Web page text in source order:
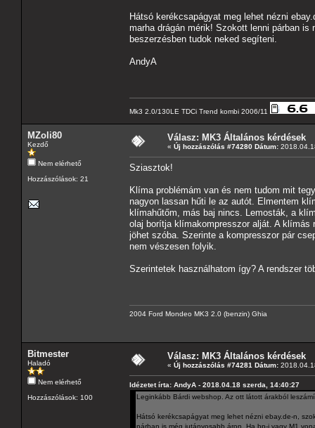
Hátsó kerékcsapágyat meg lehet nézni
marha drágán mérik! Szokott lenni párban
beszerzésben tudok neked segíteni.
AndyA
Mk3 2.0/130LE TDCi Trend kombi 2006/11
MZoli80
Kezdő
Nem elérhető
Hozzászólások: 21
Válasz: MK3 Általános kérdések
« Új hozzászólás #74280 Dátum:
Sziasztok!
Klíma problémám van és nem tudom mit
nagyon lassan hűti le az autót. Elmentem
klímahűtőm, más baj nincs. Lemosták, a
olaj borítja klímakompresszor alját. A
jöhet szóba. Szerinte a kompresszor pár
nem vészesen folyik.
Szerintetek használhatom így? A rendszer
2004 Ford Mondeo MK3 2.0 (benzin) Ghia
Bitmester
Haladó
Nem elérhető
Hozzászólások: 100
Válasz: MK3 Általános kérdések
« Új hozzászólás #74281 Dátum:
Idézetet írta: AndyA - 2018.04.18 szerda, 14:40:27
Leginkább Bárdi webshop. Az ott látott árakból
Hátsó kerékcsapágyat meg lehet nézni ebay.de-n,
párban is még jutányosabb áron. Ha bp-i vagy M1